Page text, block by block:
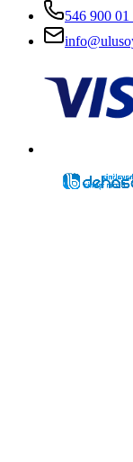
546 900 01